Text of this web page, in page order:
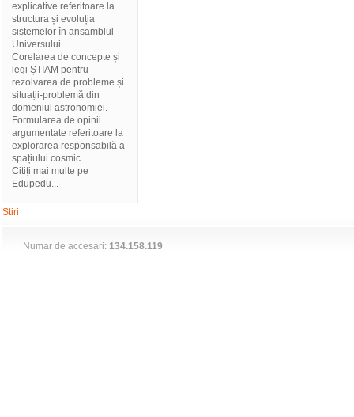
explicative referitoare la
structura și evoluția
sistemelor în ansamblul
Universului
Corelarea de concepte și
legi ȘTIAM pentru
rezolvarea de probleme și
situații-problemă din
domeniul astronomiei.
Formularea de opinii
argumentate referitoare la
explorarea responsabilă a
spațiului cosmic...
Citiți mai multe pe
Edupedu...
Stiri
Numar de accesari: 134.158.119